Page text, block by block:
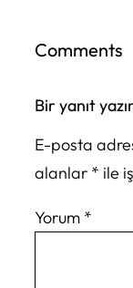
Comments
Bir yanıt
E-posta
alanlar * ile
Yorum *